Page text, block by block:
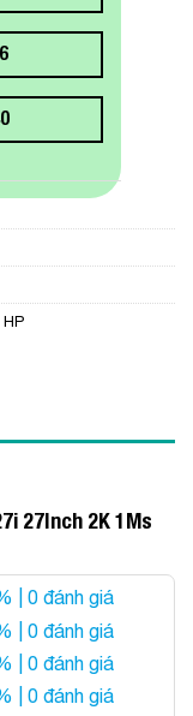
HP
27Inch 2K 1Ms
| 0 đánh giá
| 0 đánh giá
| 0 đánh giá
| 0 đánh giá